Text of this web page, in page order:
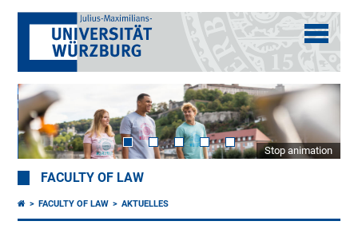
Stop animation
FACULTY OF LAW
FACULTY OF LAW AKTUELLES